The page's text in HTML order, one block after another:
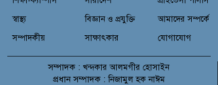
না: সাক্কু
স্বাস্থ্য
সম্পাদকীয়
বিজ্ঞান ও প্রযুক্তি
সাক্ষাৎকার
আমাদের সম্পর্কে
যোগাযোগ
সম্পাদক : খন্দকার আলমগীর হোসাইন
প্রধান সম্পাদক : নিজামুল হক নাঈম